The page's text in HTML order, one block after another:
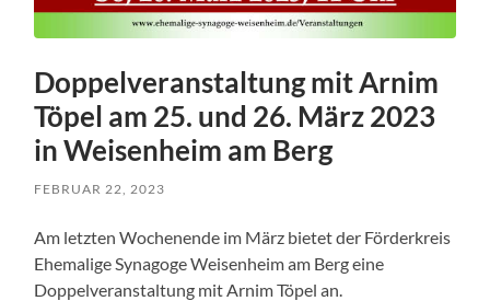
Doppelveranstaltung mit Arnim
Töpel am 25. und 26. März 2023
in Weisenheim am Berg
FEBRUAR 22, 2023
Am letzten Wochenende im März bietet der Förderkreis
Ehemalige Synagoge Weisenheim am Berg eine
Doppelveranstaltung mit Arnim Töpel an.